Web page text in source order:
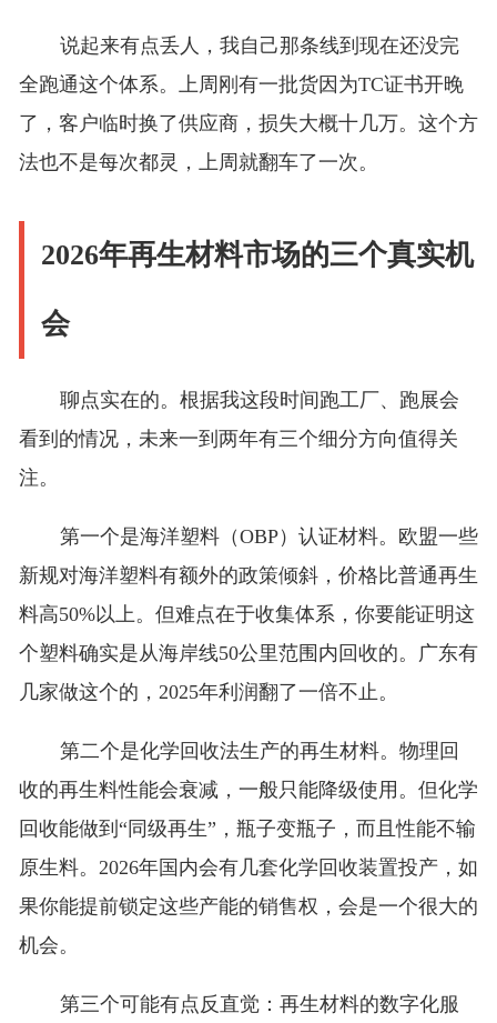
说起来有点丢人，我自己那条线到现在还没完
全跑通这个体系。上周刚有一批货因为TC证书开晚
了，客户临时换了供应商，损失大概十几万。这个方
法也不是每次都灵，上周就翻车了一次。
2026年再生材料市场的三个真实机
会
聊点实在的。根据我这段时间跑工厂、跑展会
看到的情况，未来一到两年有三个细分方向值得关
注。
第一个是海洋塑料（OBP）认证材料。欧盟一些
新规对海洋塑料有额外的政策倾斜，价格比普通再生
料高50%以上。但难点在于收集体系，你要能证明这
个塑料确实是从海岸线50公里范围内回收的。广东有
几家做这个的，2025年利润翻了一倍不止。
第二个是化学回收法生产的再生材料。物理回
收的再生料性能会衰减，一般只能降级使用。但化学
回收能做到“同级再生”，瓶子变瓶子，而且性能不输
原生料。2026年国内会有几套化学回收装置投产，如
果你能提前锁定这些产能的销售权，会是一个很大的
机会。
第三个可能有点反直觉：再生材料的数字化服